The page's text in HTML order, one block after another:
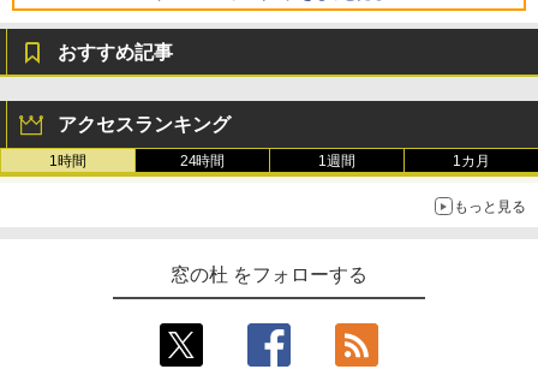
定バーチャルアイテムを含む】 【オンラ
インゲームコード】 ロブロックス | オン
ラインコード版
Microsoft Office Home & Business 202
4(最新 永続版)|オンラインコード版|Wind
￥39,582
￥1,766
出す プロンプトの言葉 AI画像生成シリー
ズ (はぴーイラストLabo)
￥480
ンチディスプレイ、色調調節ライト、12
週間持続バッテリー、広告なし、ブラッ
ク
Amazon Kindle - 目に優しい、かさばら
ない、大きな画面で読みやすい、6週間持
書籍リーダー、ブラック、16GB、広告な
おすすめ記事
アクセスランキング
1時間 24時間 1週間 1カ月
もっと見る
窓の杜 をフォローする